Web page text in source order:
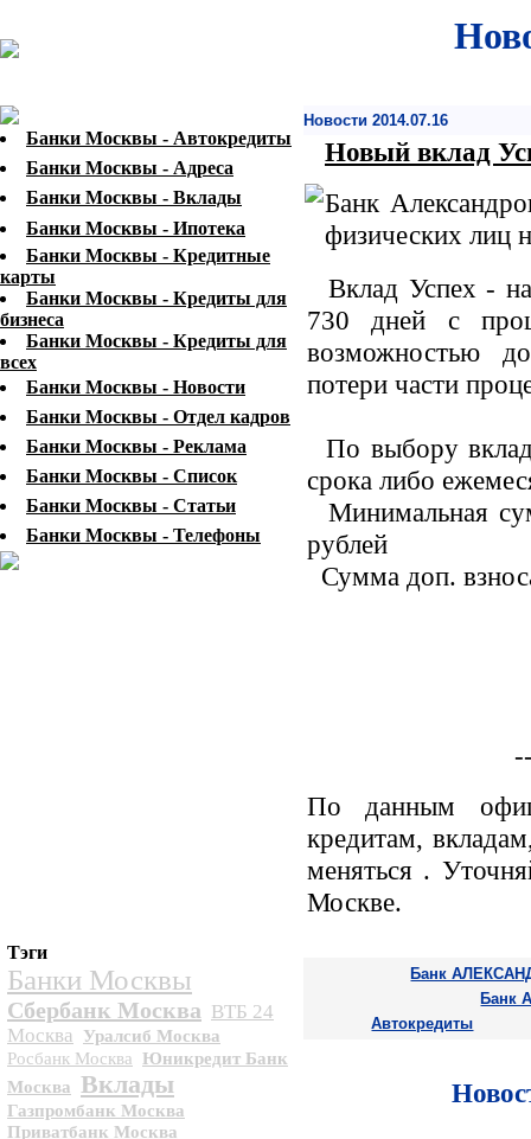
Банки Москвы - Автокредиты
Банки Москвы - Адреса
Банки Москвы - Вклады
Банки Москвы - Ипотека
Банки Москвы - Кредитные
карты
Банки Москвы - Кредиты для
бизнеса
Банки Москвы - Кредиты для
всех
Банки Москвы - Новости
Банки Москвы - Отдел кадров
Банки Москвы - Реклама
Банки Москвы - Список
Банки Москвы - Статьи
Банки Москвы - Телефоны
Тэги
Банки Москвы
Сбербанк Москва ВТБ 24
Москва
Уралсиб Москва
Росбанк Москва
Юникредит Банк
Москва Вклады
Газпромбанк Москва
Приватбанк Москва
Новости 2014.07.16
Новый вклад
Банк
физических лиц
Вклад Успех -
730 дней с
возможностью
потери части
По выбору
срока либо
Минимальная
рублей
Сумма доп.
По данным
кредитам,
меняться .
Москве.
Банк
Банк
Автокредиты